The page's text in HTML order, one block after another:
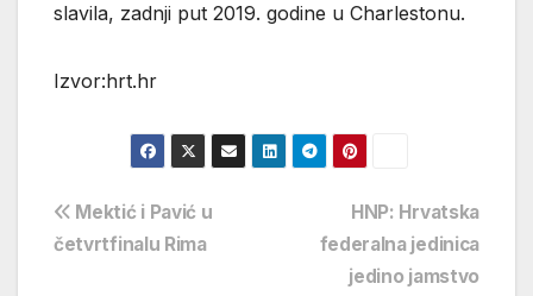
slavila, zadnji put 2019. godine u Charlestonu.
Izvor:hrt.hr
Navigacija
HNP: Hrvatska
federalna jedinica
jedino jamstvo
Mektić i Pavić u
četvrtfinalu Rima